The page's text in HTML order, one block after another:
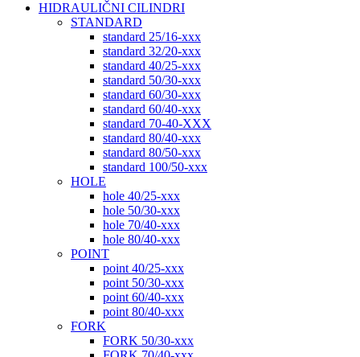
HIDRAULIČNI CILINDRI
STANDARD
standard 25/16-xxx
standard 32/20-xxx
standard 40/25-xxx
standard 50/30-xxx
standard 60/30-xxx
standard 60/40-xxx
standard 70-40-XXX
standard 80/40-xxx
standard 80/50-xxx
standard 100/50-xxx
HOLE
hole 40/25-xxx
hole 50/30-xxx
hole 70/40-xxx
hole 80/40-xxx
POINT
point 40/25-xxx
point 50/30-xxx
point 60/40-xxx
point 80/40-xxx
FORK
FORK 50/30-xxx